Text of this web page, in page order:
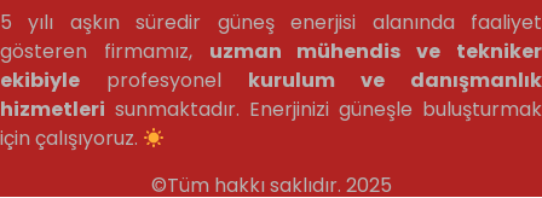
5 yılı aşkın süredir güneş enerjisi alanında faaliyet
gösteren firmamız, uzman mühendis ve tekniker
ekibiyle profesyonel kurulum ve danışmanlık
hizmetleri sunmaktadır. Enerjinizi güneşle buluşturmak
için çalışıyoruz.
©Tüm hakkı saklıdır. 2025